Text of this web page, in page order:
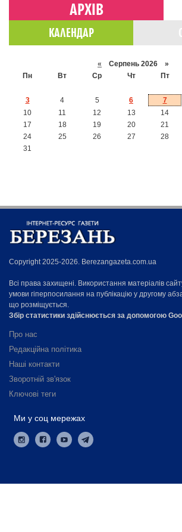
АРХІВ
КАЛЕНДАР
« Серпень 2026 »
Пн
Вт Ср Чт Пт
3
4 5 6 7
10
11 12 13 14
17
18 19 20 21
24
25 26 27 28
31
Copyright 2025-2026. Berezangazeta.com.ua
Всі права захищені. Використання матеріалів
умови гіперпосилання на публікацію у другому
що розміщується.
Збір статистики здійснюється за допомогою
Про нас
Редакційна політика
Наші контакти
Зворотній зв'язок
Ключові теги
Ми у соц мережах